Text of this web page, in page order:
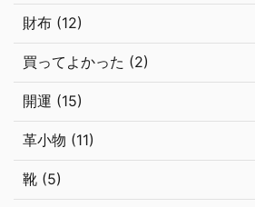
財布 (12)
買ってよかった (2)
開運 (15)
革小物 (11)
靴 (5)